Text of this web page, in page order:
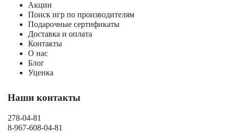
Акции
Поиск игр по производителям
Подарочные сертификаты
Доставка и оплата
Контакты
О нас
Блог
Уценка
Наши контакты
278-04-81
8-967-608-04-81